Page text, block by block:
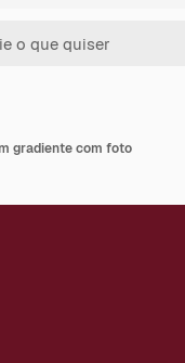
gradiente com foto